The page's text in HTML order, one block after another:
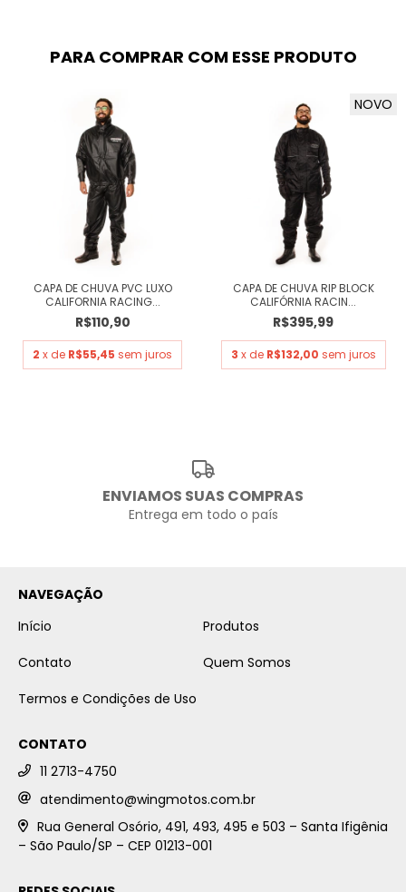
PARA COMPRAR COM ESSE PRODUTO
CAPA DE CHUVA PVC LUXO
CALIFORNIA RACING...
R$110,90
2 x de R$55,45 sem juros
NOVO
CAPA DE CHUVA RIP BLOCK
CALIFÓRNIA RACIN...
R$395,99
3 x de R$132,00 sem juros
ENVIAMOS SUAS COMPRAS
Entrega em todo o país
NAVEGAÇÃO
Início
Produtos
Contato
Quem Somos
Termos e Condições de Uso
CONTATO
11 2713-4750
atendimento@wingmotos.com.br
Rua General Osório, 491, 493, 495 e 503 – Santa Ifigênia
– São Paulo/SP – CEP 01213-001